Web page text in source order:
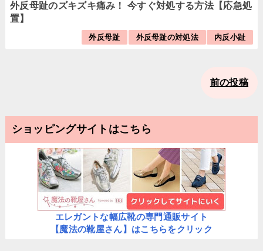
外反母趾のズキズキ痛み！ 今すぐ対処する方法【応急処
置】
外反母趾 外反母趾の対処法 内反小趾
前の投稿
ショッピングサイトはこちら
エレガントな幅広靴の専門通販サイト
【魔法の靴屋さん】はこちらをクリック